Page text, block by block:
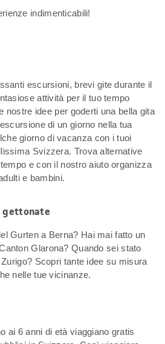
indimenticabili!
escursioni, brevi gite durante il
attività per il tuo tempo
nostre idee per goderti una bella gita
di un giorno nella tua
giorno di vacanza con i tuoi
Svizzera. Trova alternative
e con il nostro aiuto organizza
e bambini.
gettonate
Gurten a Berna? Hai mai fatto un
Glarona? Quando sei stato
Scopri tante idee su misura
nelle tue vicinanze.
ai 6 anni di età viaggiano gratis